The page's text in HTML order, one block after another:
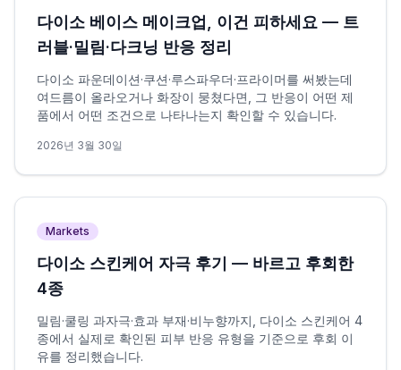
다이소 베이스 메이크업, 이건 피하세요 — 트
러블·밀림·다크닝 반응 정리
다이소 파운데이션·쿠션·루스파우더·프라이머를 써봤는데
여드름이 올라오거나 화장이 뭉쳤다면, 그 반응이 어떤 제
품에서 어떤 조건으로 나타나는지 확인할 수 있습니다.
2026년 3월 30일
Markets
다이소 스킨케어 자극 후기 — 바르고 후회한
4종
밀림·쿨링 과자극·효과 부재·비누향까지, 다이소 스킨케어 4
종에서 실제로 확인된 피부 반응 유형을 기준으로 후회 이
유를 정리했습니다.